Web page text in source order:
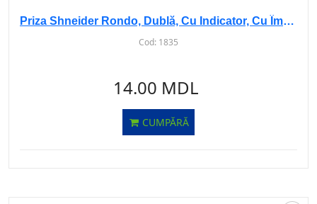
Priza Shneider Rondo, Dublă, Cu Indicator, Cu Împământare, BEJ, i/i, RS16-756
Cod: 1835
14.00 MDL
CUMPĂRĂ